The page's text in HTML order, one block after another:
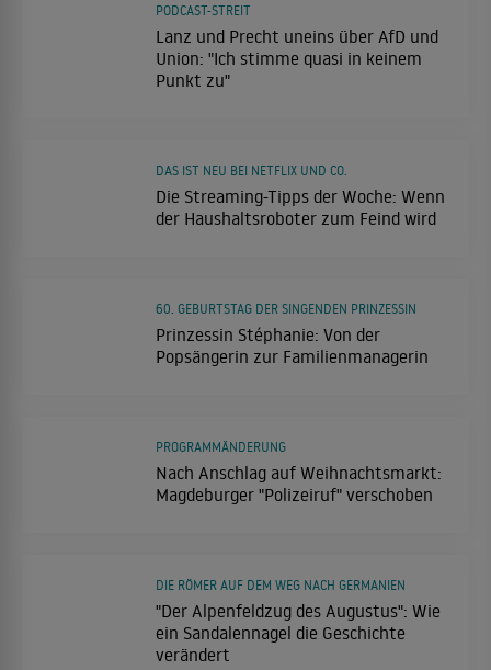
Lanz und Precht uneins über AfD und
Union: "Ich stimme quasi in keinem
Punkt zu"
PODCAST-STREIT
Die Streaming-Tipps der Woche: Wenn
der Haushaltsroboter zum Feind wird
DAS IST NEU BEI NETFLIX UND CO.
Prinzessin Stéphanie: Von der
Popsängerin zur Familienmanagerin
60. GEBURTSTAG DER SINGENDEN PRINZESSIN
Nach Anschlag auf Weihnachtsmarkt:
Magdeburger "Polizeiruf" verschoben
PROGRAMMÄNDERUNG
"Der Alpenfeldzug des Augustus": Wie
ein Sandalennagel die Geschichte
verändert
DIE RÖMER AUF DEM WEG NACH GERMANIEN